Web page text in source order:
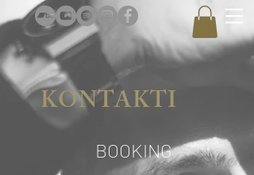
KONTAKTI
BOOKING